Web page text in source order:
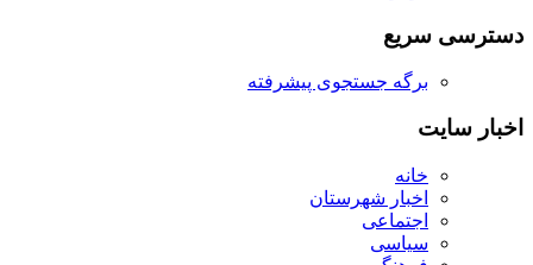
دسترسی سریع
برگه جستجوی پیشرفته
اخبار سایت
خانه
اخبار شهرستان
اجتماعی
سیاسی